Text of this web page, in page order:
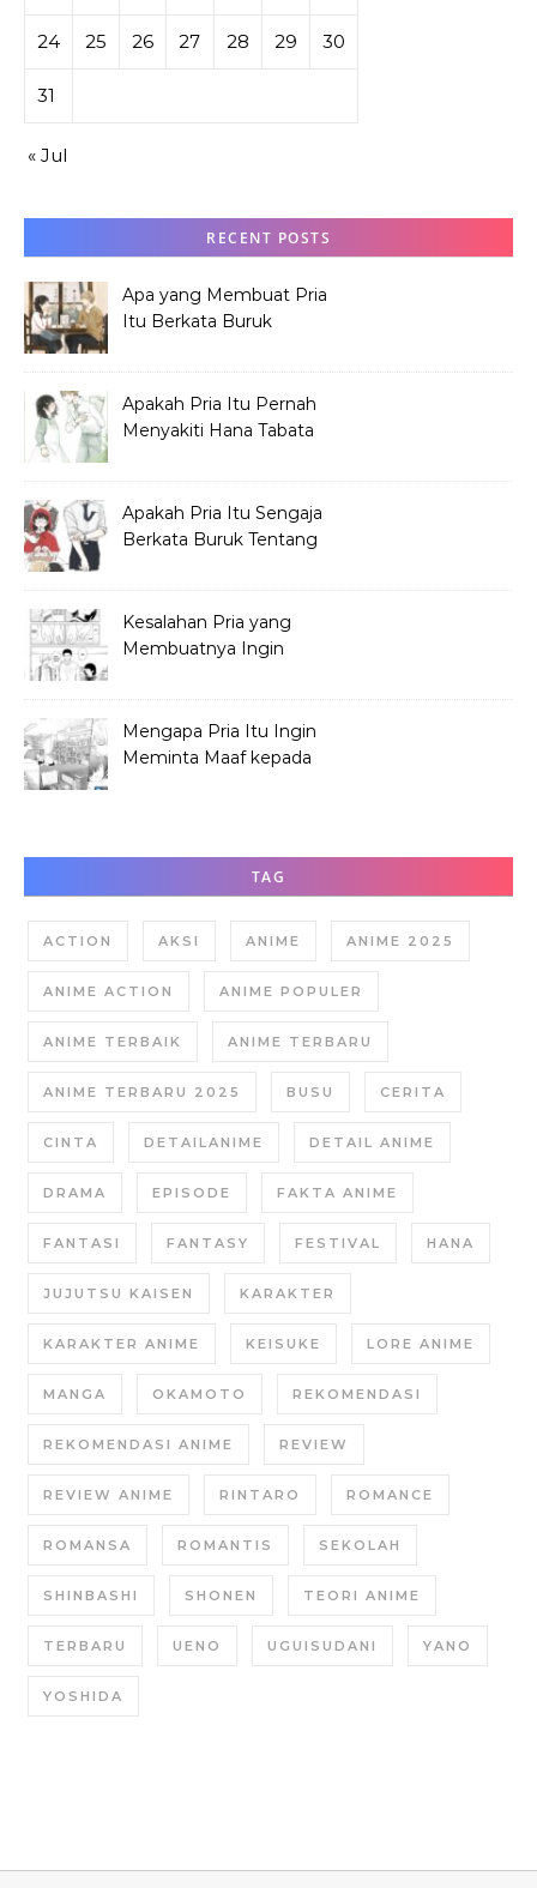
24 25 26 27 28 29 30
31
« Jul
RECENT POSTS
Apa yang Membuat Pria
Itu Berkata Buruk
Apakah Pria Itu Pernah
Menyakiti Hana Tabata
Apakah Pria Itu Sengaja
Berkata Buruk Tentang
Kesalahan Pria yang
Membuatnya Ingin
Mengapa Pria Itu Ingin
Meminta Maaf kepada
TAG
ACTION AKSI ANIME ANIME 2025
ANIME ACTION ANIME POPULER
ANIME TERBAIK ANIME TERBARU
ANIME TERBARU 2025 BUSU CERITA
CINTA DETAILANIME DETAIL ANIME
DRAMA EPISODE FAKTA ANIME
FANTASI FANTASY FESTIVAL HANA
JUJUTSU KAISEN KARAKTER
KARAKTER ANIME KEISUKE LORE ANIME
MANGA OKAMOTO REKOMENDASI
REKOMENDASI ANIME REVIEW
REVIEW ANIME RINTARO ROMANCE
ROMANSA ROMANTIS SEKOLAH
SHINBASHI SHONEN TEORI ANIME
TERBARU UENO UGUISUDANI YANO
YOSHIDA